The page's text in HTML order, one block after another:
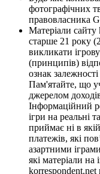
фотографічних
правовласника
Матеріали сайту
старше 21 року
викликати
(принципів)
ознак
Пам'ятайте, що
джерелом
Інформаційний
ігри на реальні
приймає ні в
платежів, які
азартними
які матеріали на